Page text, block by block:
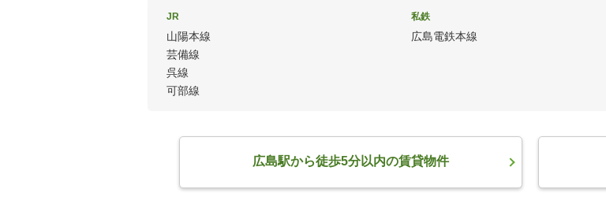
JR
山陽本線
芸備線
呉線
可部線
私鉄
広島電鉄本線
広島駅から徒歩5分以内の賃貸物件